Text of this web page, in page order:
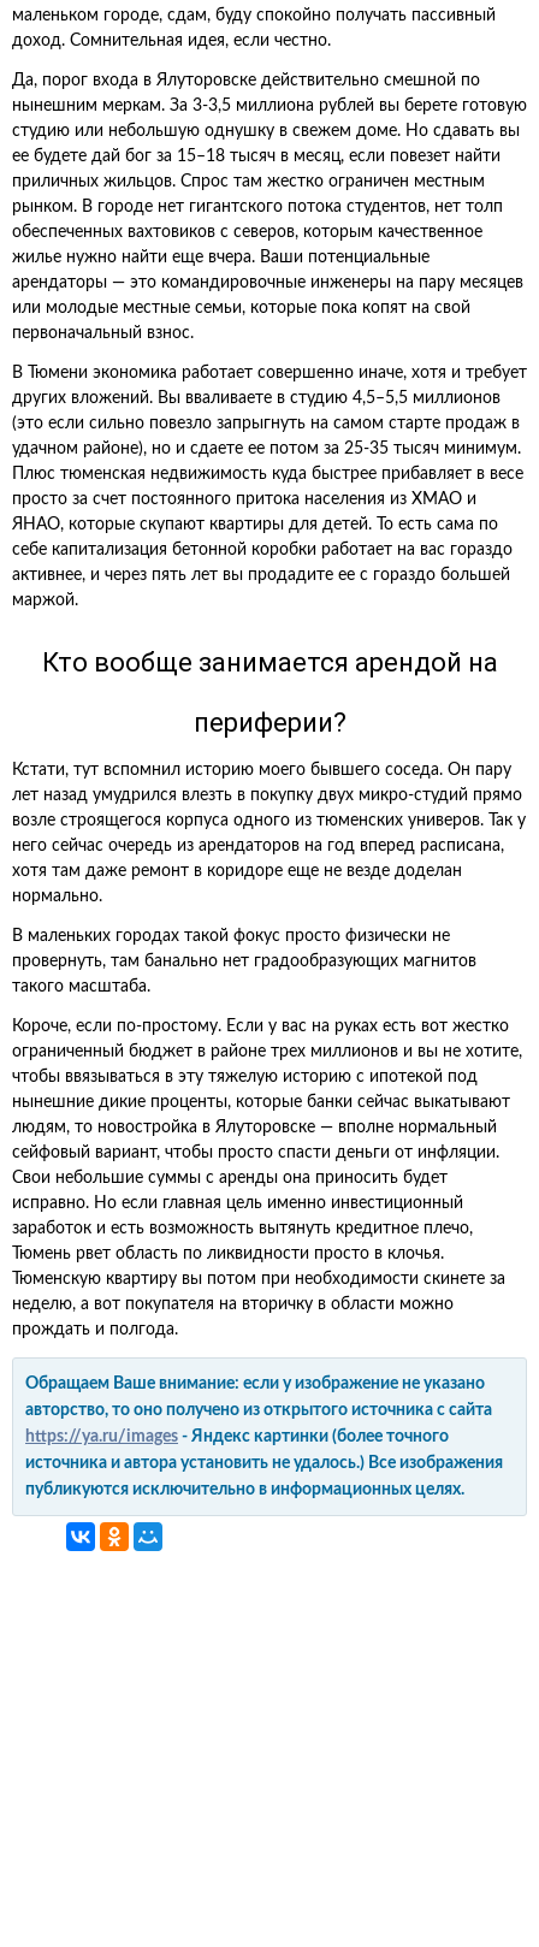
маленьком городе, сдам, буду спокойно получать пассивный
доход. Сомнительная идея, если честно.
Да, порог входа в Ялуторовске действительно смешной по
нынешним меркам. За 3-3,5 миллиона рублей вы берете готовую
студию или небольшую однушку в свежем доме. Но сдавать вы
ее будете дай бог за 15–18 тысяч в месяц, если повезет найти
приличных жильцов. Спрос там жестко ограничен местным
рынком. В городе нет гигантского потока студентов, нет толп
обеспеченных вахтовиков с северов, которым качественное
жилье нужно найти еще вчера. Ваши потенциальные
арендаторы — это командировочные инженеры на пару месяцев
или молодые местные семьи, которые пока копят на свой
первоначальный взнос.
В Тюмени экономика работает совершенно иначе, хотя и требует
других вложений. Вы вваливаете в студию 4,5–5,5 миллионов
(это если сильно повезло запрыгнуть на самом старте продаж в
удачном районе), но и сдаете ее потом за 25-35 тысяч минимум.
Плюс тюменская недвижимость куда быстрее прибавляет в весе
просто за счет постоянного притока населения из ХМАО и
ЯНАО, которые скупают квартиры для детей. То есть сама по
себе капитализация бетонной коробки работает на вас гораздо
активнее, и через пять лет вы продадите ее с гораздо большей
маржой.
Кто вообще занимается арендой на
периферии?
Кстати, тут вспомнил историю моего бывшего соседа. Он пару
лет назад умудрился влезть в покупку двух микро-студий прямо
возле строящегося корпуса одного из тюменских универов. Так у
него сейчас очередь из арендаторов на год вперед расписана,
хотя там даже ремонт в коридоре еще не везде доделан
нормально.
В маленьких городах такой фокус просто физически не
провернуть, там банально нет градообразующих магнитов
такого масштаба.
Короче, если по-простому. Если у вас на руках есть вот жестко
ограниченный бюджет в районе трех миллионов и вы не хотите,
чтобы ввязываться в эту тяжелую историю с ипотекой под
нынешние дикие проценты, которые банки сейчас выкатывают
людям, то новостройка в Ялуторовске — вполне нормальный
сейфовый вариант, чтобы просто спасти деньги от инфляции.
Свои небольшие суммы с аренды она приносить будет
исправно. Но если главная цель именно инвестиционный
заработок и есть возможность вытянуть кредитное плечо,
Тюмень рвет область по ликвидности просто в клочья.
Тюменскую квартиру вы потом при необходимости скинете за
неделю, а вот покупателя на вторичку в области можно
прождать и полгода.
Обращаем Ваше внимание: если у изображение не указано
авторство, то оно получено из открытого источника с сайта
https://ya.ru/images - Яндекс картинки (более точного
источника и автора установить не удалось.) Все изображения
публикуются исключительно в информационных целях.